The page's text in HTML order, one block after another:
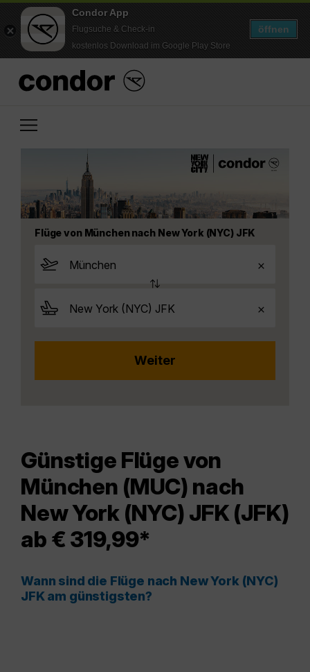
Condor App
Flugsuche & Check-in
kostenlos Download im Google Play Store
öffnen
Flüge von München nach New York (NYC) JFK
Günstige Flüge von
München (MUC) nach
New York (NYC) JFK (JFK)
ab € 319,99*
Wann sind die Flüge nach New York (NYC)
JFK am günstigsten?